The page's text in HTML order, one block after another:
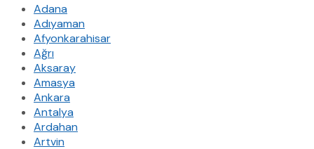
Adana
Adıyaman
Afyonkarahisar
Ağrı
Aksaray
Amasya
Ankara
Antalya
Ardahan
Artvin